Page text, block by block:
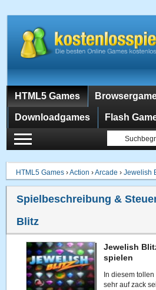
HTML5 Games
Downloadgames Flash
HTML5 Games ›Action ›Arcade ›Jewelish
Spielbeschreibung &
Blitz
Jewelish
spielen
In diesem
sehr auf zack